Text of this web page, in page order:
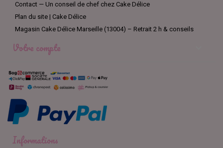
Contact — Un conseil de chef chez Cake Délice
Plan du site | Cake Délice
Magasin Cake Délice Marseille (13004) – Retrait 2 h & conseils
Votre compte
Informations